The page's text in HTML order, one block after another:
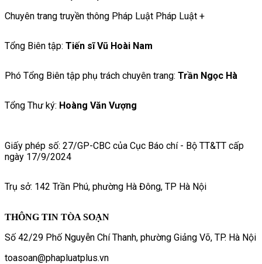
Chuyên trang truyền thông Pháp Luật Pháp Luật +
Tổng Biên tập: Tiến sĩ Vũ Hoài Nam
Phó Tổng Biên tập phụ trách chuyên trang: Trần Ngọc Hà
Tổng Thư ký: Hoàng Văn Vượng
Giấy phép số: 27/GP-CBC của Cục Báo chí - Bộ TT&TT cấp
ngày 17/9/2024
Trụ sở: 142 Trần Phú, phường Hà Đông, TP Hà Nội
THÔNG TIN TÒA SOẠN
Số 42/29 Phố Nguyễn Chí Thanh, phường Giảng Võ, TP. Hà Nội
toasoan@phapluatplus.vn